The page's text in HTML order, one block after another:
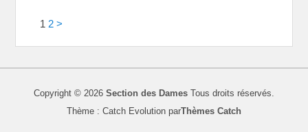
1 2 >
Copyright © 2026 Section des Dames Tous droits réservés.
Thème : Catch Evolution parThèmes Catch